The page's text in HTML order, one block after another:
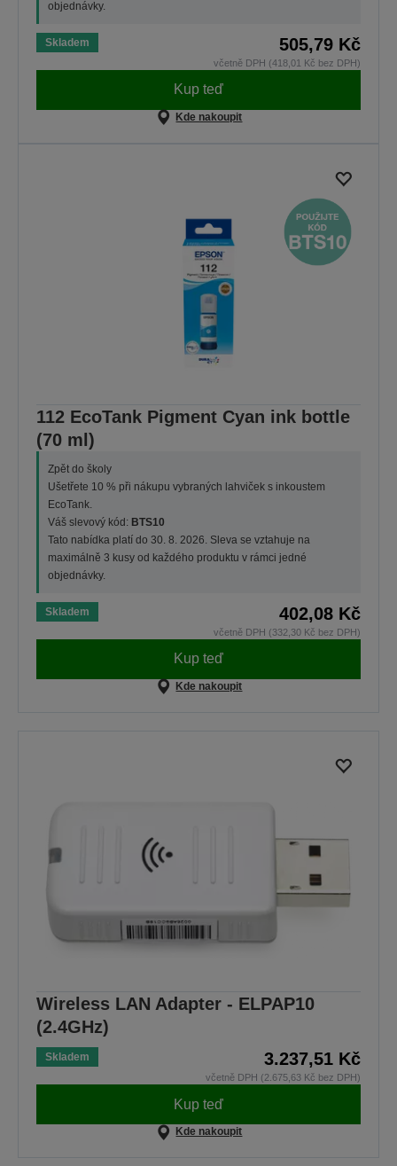
objednávky.
Skladem 505,79 Kč
včetně DPH (418,01 Kč bez DPH)
Kup teď
Kde nakoupit
112 EcoTank Pigment Cyan ink bottle
(70 ml)
Zpět do školy
Ušetřete 10 % při nákupu vybraných lahviček s inkoustem
EcoTank.
Váš slevový kód: BTS10
Tato nabídka platí do 30. 8. 2026. Sleva se vztahuje na
maximálně 3 kusy od každého produktu v rámci jedné
objednávky.
Skladem 402,08 Kč
včetně DPH (332,30 Kč bez DPH)
Kup teď
Kde nakoupit
Wireless LAN Adapter - ELPAP10
(2.4GHz)
Skladem 3.237,51 Kč
včetně DPH (2.675,63 Kč bez DPH)
Kup teď
Kde nakoupit